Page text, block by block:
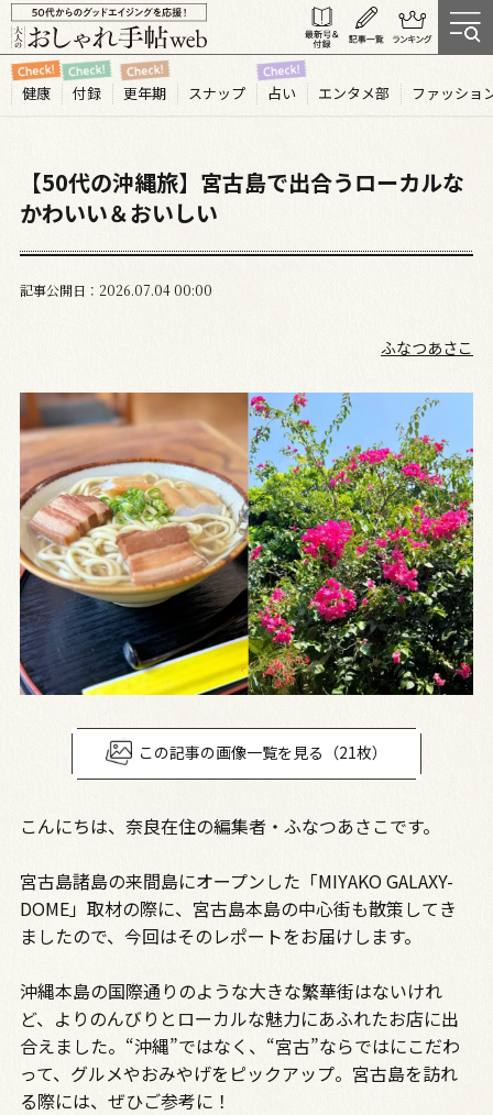
健康 付録 更年期 スナップ 占い エンタメ部 ファッショ
【50代の沖縄旅】宮古島で出合うローカルな
かわいい＆おいしい
記事公開日 2026.07 0400:00
ふなつあさこ
この記事の画像一覧を見る（21枚）
こんにちは、奈良在住の編集者・ふなつあさこです。
宮古島諸島の来間島にオープンした「MIYAKO GALAXY-
DOME」取材の際に、宮古島本島の中心街も散策してき
ましたので、今回はそのレポートをお届けします。
沖縄本島の国際通りのような大きな繁華街はないけれ
ど、よりのんびりとローカルな魅力にあふれたお店に出
合えました。“沖縄”ではなく、“宮古”ならではにこだわ
って、グルメやおみやげをピックアップ。宮古島を訪れ
る際には、ぜひご参考に！